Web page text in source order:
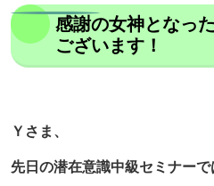
感謝の女神となっ
ございます！
Ｙさま、
先日の潜在意識中級セミナーで